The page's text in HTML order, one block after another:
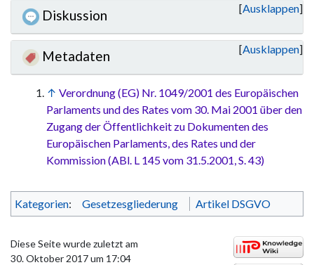
Ausklappen
Diskussion
Ausklappen
Metadaten
↑ Verordnung (EG) Nr. 1049/2001 des Europäischen
Parlaments und des Rates vom 30. Mai 2001 über den
Zugang der Öffentlichkeit zu Dokumenten des
Europäischen Parlaments, des Rates und der
Kommission (ABl. L 145 vom 31.5.2001, S. 43)
Kategorien: Gesetzesgliederung Artikel DSGVO
Diese Seite wurde zuletzt am
30. Oktober 2017 um 17:04